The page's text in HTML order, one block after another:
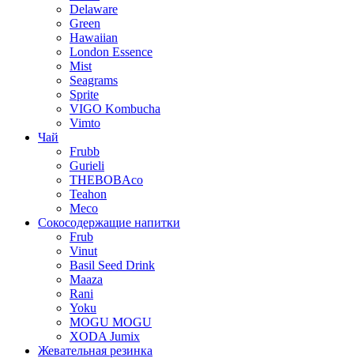
Delaware
Green
Hawaiian
London Essence
Mist
Seagrams
Sprite
VIGO Kombucha
Vimto
Чай
Frubb
Gurieli
THEBOBAco
Teahon
Meco
Сокосодержащие напитки
Frub
Vinut
Basil Seed Drink
Maaza
Rani
Yoku
MOGU MOGU
XODA Jumix
Жевательная резинка